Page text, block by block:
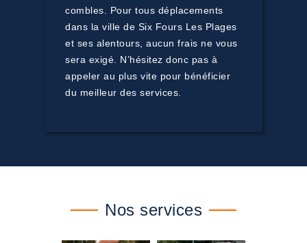
combles. Pour tous déplacements
dans la ville de Six Fours Les Plages
et ses alentours, aucun frais ne vous
sera exigé. N’hésitez donc pas à
appeler au plus vite pour bénéficier
du meilleur des services.
Nos services